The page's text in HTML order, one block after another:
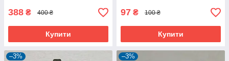
388 ₴ 400 ₴
Купити
97 ₴ 100 ₴
Купити
–3% –3%